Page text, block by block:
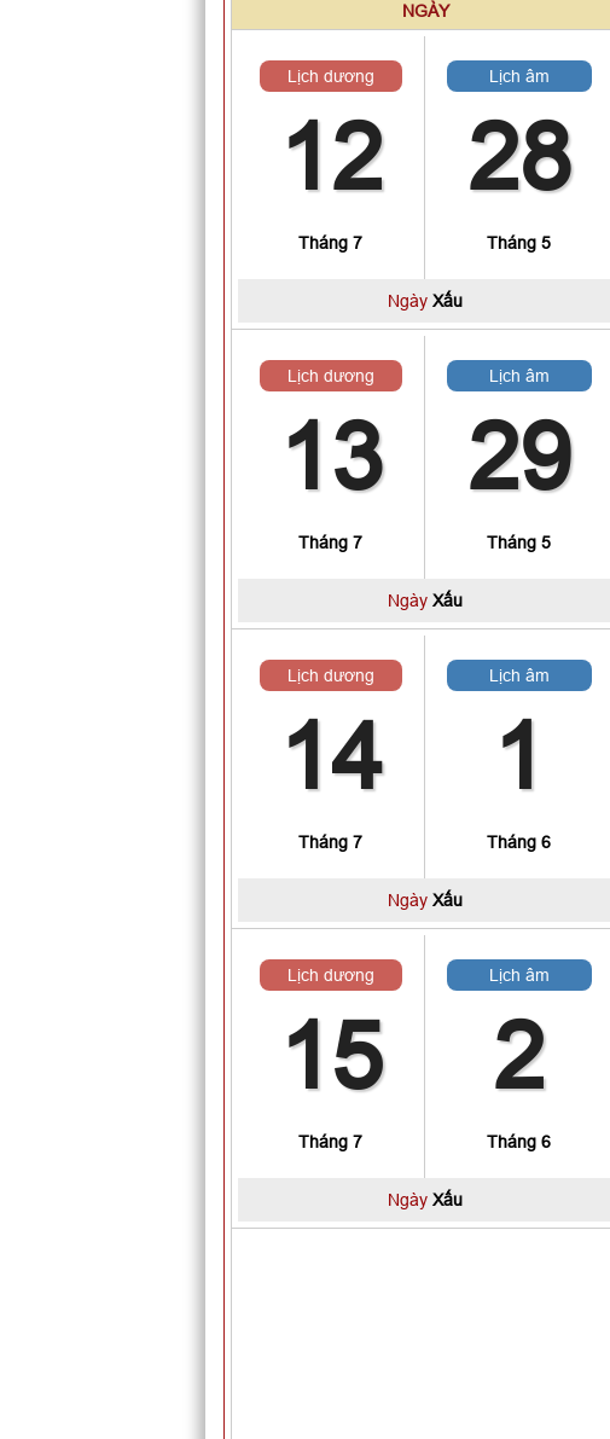
NGÀY
Lịch dương
12
Tháng 7
Lịch âm
28
Tháng 5
Ngày Xấu
Lịch dương
13
Tháng 7
Lịch âm
29
Tháng 5
Ngày Xấu
Lịch dương
14
Tháng 7
Lịch âm
1
Tháng 6
Ngày Xấu
Lịch dương
15
Tháng 7
Lịch âm
2
Tháng 6
Ngày Xấu